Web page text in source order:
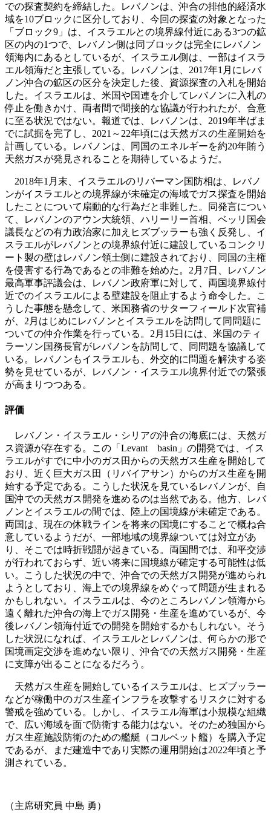
での探査契約を締結した。レバノンは、沖合の排他的経済水
域を10ブロックに区分しており、今回の探査の対象となった
「ブロック9」は、イスラエルとの境界線付近にある3つの鉱
区の内の1つで、レバノン側は同ブロックは完全にレバノン
領海内にあるとしているが、イスラエル側は、一部はイスラ
エル領海だと主張している。レバノンは、2017年1月にレバ
ノン沖合の鉱区の区分を決定した後、資源探査の入札を開始
した。イスラエルは、米国や国連を介してレバノンに入札の
停止を働きかけ、両者間で間接的な協議が行われたが、合意
に至る状況ではない。報道では、レバノンは、2019年半ばま
でに試掘を完了し、2021～22年頃には天然ガスの生産開始を
計画している。レバノンは、同国のエネルギーを約20年賄う
天然ガスが発見されることを期待しているようだ。
2018年1月末、イスラエルのリバーマン国防相は、レバノ
ンがイスラエルとの境界線が未確定の海域でガス探査を開始
したことについて扇動的な行為だと非難した。同発言につい
て、レバノンのアウン大統領、ハリーリー首相、ベッリ国会
議長などの有力政治家に加えヒズブッラーも強く反発し、イ
スラエルがレバノンとの境界線付近に建設しているコンクリ
ート製の壁はレバノン領土側に建設されており、同国の主権
を侵害する行為であるとの非難を始めた。2月7日、レバノン
最高軍事評議会は、レバノン政府軍に対して、両国境界線付
近でのイスラエルによる壁建設を阻止するよう命令した。こ
うした事態を懸念して、米国務省のサターフィールド次官補
が、2月はじめにレバノンとイスラエルを訪問して同問題に
ついての仲介作業を行っている。2月15日には、米国のティ
ラーソン国務長官がレバノンを訪問して、同問題を協議して
いる。レバノンもイスラエルも、外交的に問題を解決する姿
勢を見せているが、レバノン・イスラエル境界付近での緊張
が高まりつつある。
評価
レバノン・イスラエル・シリアの沖合の海底には、天然ガ
ス資源が存在する。この「Levant basin」の開発では、イス
ラエルがすでに中小のガス田からの天然ガス生産を開始して
おり、近く巨大ガス田（リバイアサン）からのガス生産を開
始する予定である。こうした状況を見ているレバノンが、自
国沖での天然ガス開発を進めるのは当然である。他方、レバ
ノンとイスラエルの間では、陸上の国境線が未確定である。
両国は、現在の休戦ラインを将来の国境にすることで概ね合
意しているようだが、一部地域の境界線ついては対立があ
り、そこでは時折戦闘が起きている。両国間では、和平交渉
が行われておらず、近い将来に国境線が確定する可能性は低
い。こうした状況の中で、沖合での天然ガス開発が進められ
ようとしており、海上での境界線をめぐって問題が生まれる
かもしれない。イスラエルは、今のところレバノン領海から
遠く離れた沖合の海上でガス開発・生産を進めているが、今
後レバノン領海付近での開発を開始するかもしれない。そう
した状況になれば、イスラエルとレバノンは、何らかの形で
国境画定交渉を進めない限り、沖合での天然ガス開発・生産
に支障が出ることになるだろう。
天然ガス生産を開始しているイスラエルは、ヒズブッラー
などが稼働中のガス生産インフラを攻撃するリスクに対する
警戒を強めている。しかし、イスラエル海軍は小規模な組織
で、広い海域を面で防衛する能力はない。そのため独国から
ガス生産施設防衛のための艦艇（コルベット艦）を購入予定
であるが、まだ建造中であり実際の運用開始は2022年頃と予
測されている。
（主席研究員 中島 勇）